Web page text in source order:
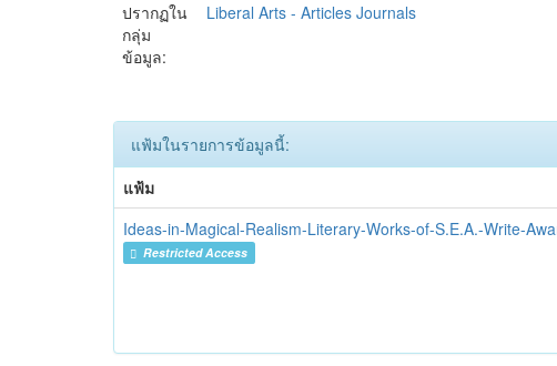
ปรากฏใน
กลุ่ม
ข้อมูล:
Liberal Arts - Articles Journals
แฟ้มในรายการข้อมูลนี้:
แฟ้ม
Ideas-in-Magical-Realism-Literary-Works-of-S.E.A.-Write-
Restricted Access